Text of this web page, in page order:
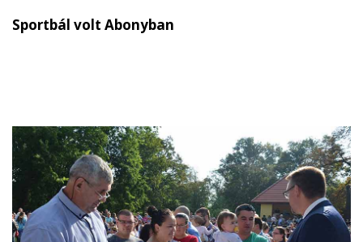
Sportbál volt Abonyban